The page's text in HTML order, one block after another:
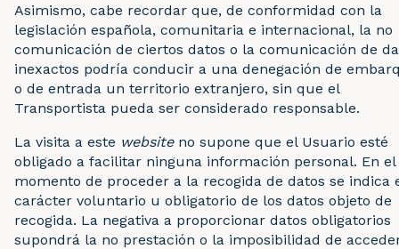
Asimismo, cabe recordar que, de conformidad con la
legislación española, comunitaria e internacional, la no
comunicación de ciertos datos o la comunicación de
inexactos podría conducir a una denegación de
o de entrada un territorio extranjero, sin que el
Transportista pueda ser considerado responsable.
La visita a este website no supone que el Usuario esté
obligado a facilitar ninguna información personal. En el
momento de proceder a la recogida de datos se indica
carácter voluntario u obligatorio de los datos objeto de
recogida. La negativa a proporcionar datos obligatorios
supondrá la no prestación o la imposibilidad de